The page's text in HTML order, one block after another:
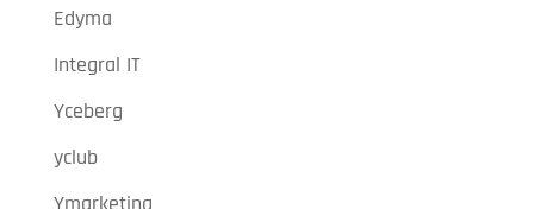
Edyma
Integral IT
Yceberg
yclub
Ymarketing